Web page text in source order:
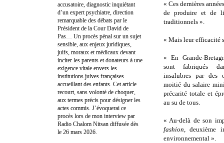
« Ces dernières
de produire et de
traditionnels ».
« Mais leur efficacité
« En Grande-
sont fabriqués
insalubres par des
moitié du salaire
précarité totale et
au su de tous.
« Au-delà de son
fashion, deuxième
environnemental ».
accusatoire, diagnostic inquiétant
d’un expert psychiatre, direction
remarquable des débats par le
Président de la Cour David de
Pas… Un procès pénal sur un sujet
sensible, aux enjeux juridiques,
juifs, moraux et médicaux devant
inciter les parents et donateurs à une
exigence vitale envers les
institutions juives françaises
accueillant des enfants. Cet article
recourt, sans volonté de choquer,
aux termes précis pour désigner les
actes commis. J’évoquerai ce
procès lors de mon interview par
Radio Chalom Nitsan diffusée dès
le 26 mars 2026.